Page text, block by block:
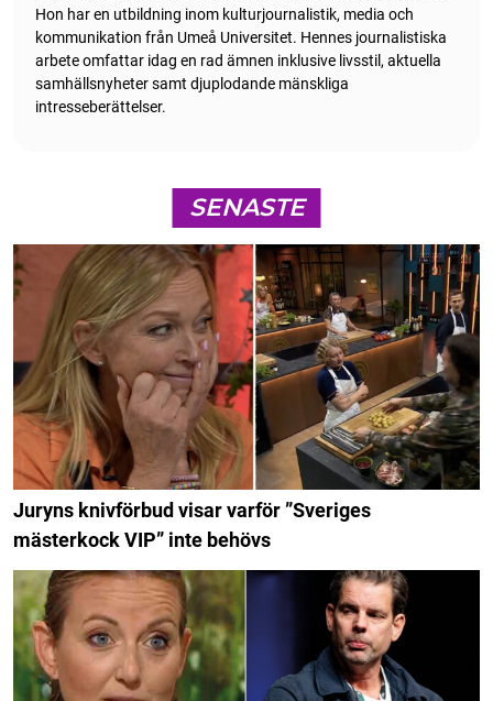
Hon har en utbildning inom kulturjournalistik, media och
kommunikation från Umeå Universitet. Hennes journalistiska
arbete omfattar idag en rad ämnen inklusive livsstil, aktuella
samhällsnyheter samt djuplodande mänskliga
intresseberättelser.
SENASTE
Juryns knivförbud visar varför ”Sveriges
mästerkock VIP” inte behövs